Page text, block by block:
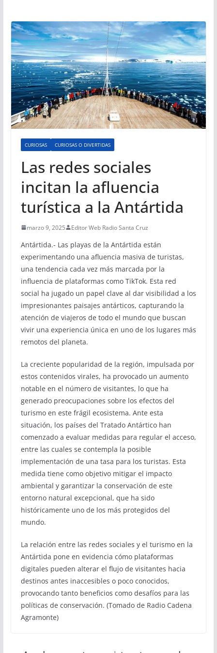
CURIOSAS CURIOSAS O DIVERTIDAS
Las redes sociales
incitan la afluencia
turística a la Antártida
marzo 9, 2025 Editor Web Radio Santa Cruz
Antártida.- Las playas de la Antártida están
experimentando una afluencia masiva de turistas,
una tendencia cada vez más marcada por la
influencia de plataformas como TikTok. Esta red
social ha jugado un papel clave al dar visibilidad a los
impresionantes paisajes antárticos, capturando la
atención de viajeros de todo el mundo que buscan
vivir una experiencia única en uno de los lugares más
remotos del planeta.
La creciente popularidad de la región, impulsada por
estos contenidos virales, ha provocado un aumento
notable en el número de visitantes, lo que ha
generado preocupaciones sobre los efectos del
turismo en este frágil ecosistema. Ante esta
situación, los países del Tratado Antártico han
comenzado a evaluar medidas para regular el acceso,
entre las cuales se contempla la posible
implementación de una tasa para los turistas. Esta
medida tiene como objetivo mitigar el impacto
ambiental y garantizar la conservación de este
entorno natural excepcional, que ha sido
históricamente uno de los más protegidos del
mundo.
La relación entre las redes sociales y el turismo en la
Antártida pone en evidencia cómo plataformas
digitales pueden alterar el flujo de visitantes hacia
destinos antes inaccesibles o poco conocidos,
provocando tanto beneficios como desafíos para las
políticas de conservación. (Tomado de Radio Cadena
Agramonte)